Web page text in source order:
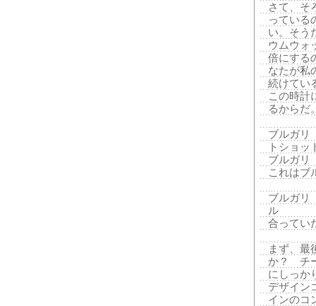
さて、そ
っている
い。そう
ウムウォ
倍にする
なたが私
続けてい
この時計
るからだ
ブルガリ
トショッ
ブルガリ
これはブ
ブルガリ
ル
合ってい
まず、最
か？ チ
にしっか
デザイン
インのコ